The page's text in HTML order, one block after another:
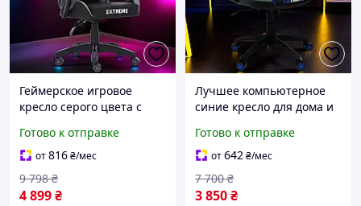
Геймерское игровое
кресло серого цвета с
компьютерные кресла с
высокой спинкой для
геймеров
Готово к отправке
от816₴/мес
4 899₴
9 798 ₴
Лучшее компьютерное
синие кресло для дома и
игроков с подставкой для
ног и высокой спинкой
Готово к отправке
от642₴/мес
3 850₴
7 700 ₴